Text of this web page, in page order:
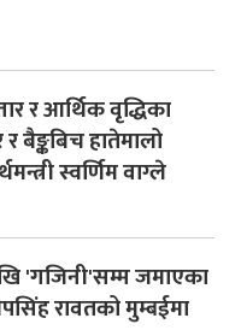
र आर्थिक वृद्धिका
बैङ्कबिच हातेमालो
स्वर्णिम वाग्ले
'गजिनी'सम्म जमाएका
रावतको मुम्बईमा